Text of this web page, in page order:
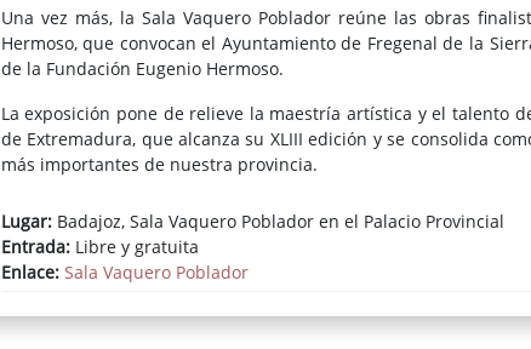
Una vez más, la Sala Vaquero Poblador reúne las obras
Hermoso, que convocan el Ayuntamiento de Fregenal de la
de la Fundación Eugenio Hermoso.
La exposición pone de relieve la maestría artística y el talento
de Extremadura, que alcanza su XLIII edición y se consolida
más importantes de nuestra provincia.
Lugar:Badajoz, Sala Vaquero Poblador en el Palacio Provincial
Entrada:Libre y gratuita
Enlace: Sala Vaquero Poblador